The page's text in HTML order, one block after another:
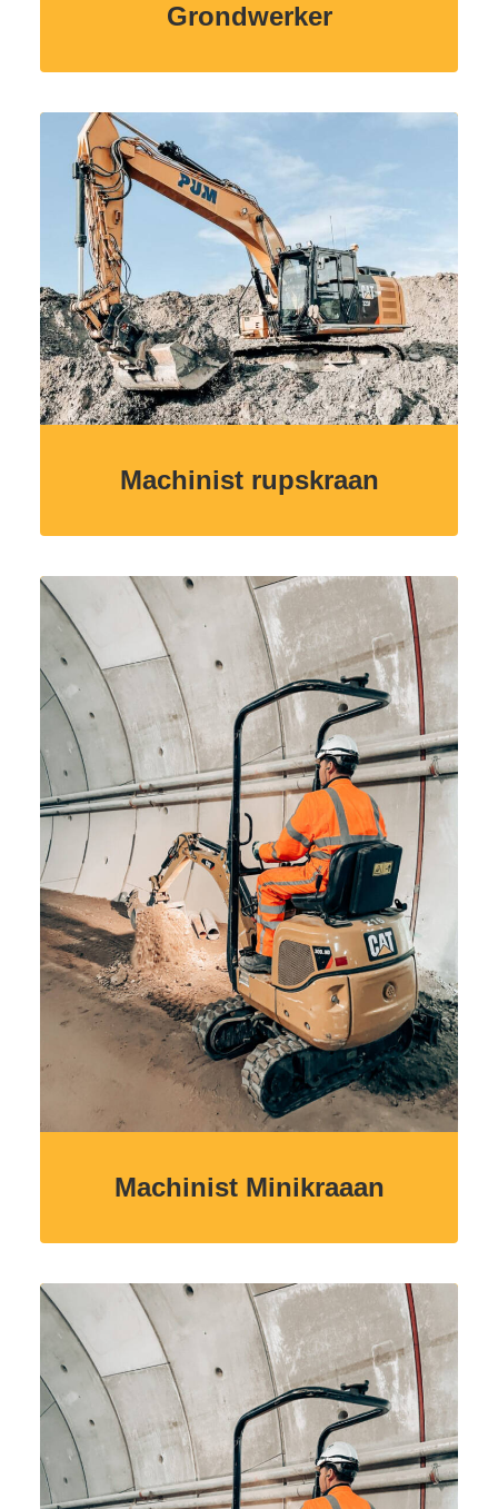
Grondwerker
Machinist rupskraan
Machinist Minikraaan